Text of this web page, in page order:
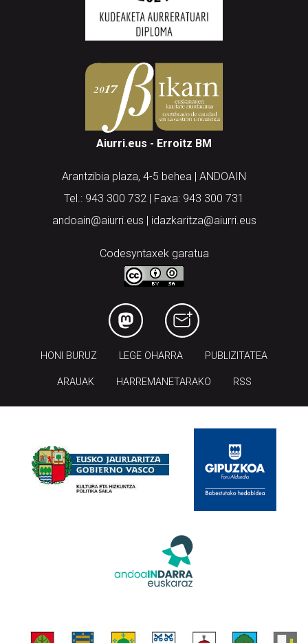
Aiurri.eus - Erroitz BM
Arantzibia plaza, 4-5 behea | ANDOAIN
Tel.: 943 300 732 | Faxa: 943 300 731
andoain@aiurri.eus | idazkaritza@aiurri.eus
Codesyntaxek garatua
HONI BURUZ LEGE OHARRA PUBLIZITATEA
ARAUAK HARREMANETARAKO RSS